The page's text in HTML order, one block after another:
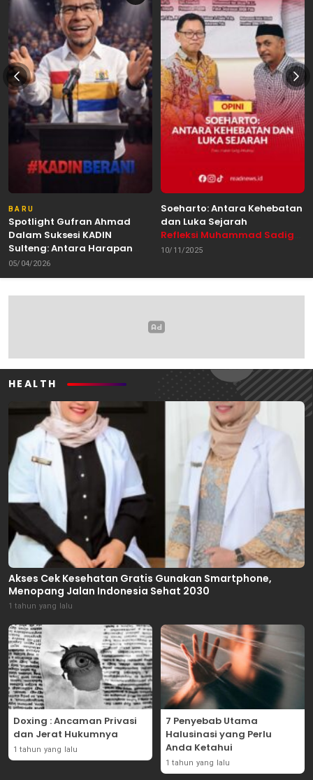
BARU
Spotlight Gufran Ahmad
Dalam Suksesi KADIN
Sulteng: Antara Harapan
dan Kebutuhan Perubahan
Oleh: Anshar Munir
05/04/2026
Soeharto: Antara Kehebatan
dan Luka Sejarah
Refleksi Muhammad Sadig
Alhabsyie, Akademisi UIN
Pemerhati Gerakan
10/11/2025
HEALTH
Akses Cek Kesehatan Gratis Gunakan Smartphone,
Menopang Jalan Indonesia Sehat 2030
1 tahun yang lalu
Doxing : Ancaman Privasi
dan Jerat Hukumnya
1 tahun yang lalu
7 Penyebab Utama
Halusinasi yang Perlu
Anda Ketahui
1 tahun yang lalu